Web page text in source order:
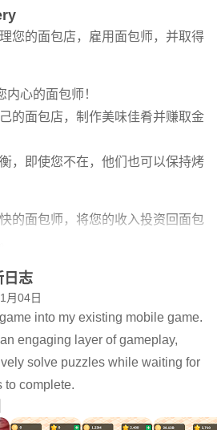
您的面包店，雇用面包师，并取得
内心的面包师！
的面包店，制作美味佳肴并赚取金
，即使您不在，他们也可以保持烤
的面包师，将您的收入投资回面包
成长，赢得优质星星。
或通过时间扭曲爱好者增加收入。
里美味佳肴与刺激的商业策略相结
国了吗？立即下载并开始烘焙！
日志
月04日
into my existing mobile game.
engaging layer of gameplay,
solve puzzles while waiting for
to complete.